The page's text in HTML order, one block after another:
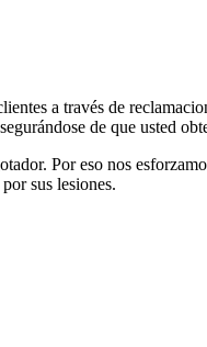
a través de
de que usted
Por eso nos
sus lesiones.